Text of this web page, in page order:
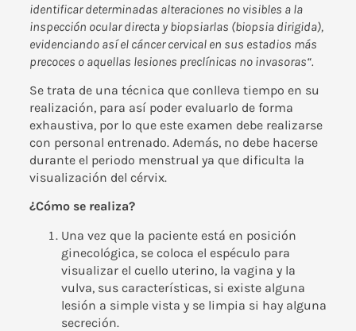
identificar determinadas alteraciones no visibles a la
inspección ocular directa y biopsiarlas (biopsia dirigida),
evidenciando así el cáncer cervical en sus estadios más
precoces o aquellas lesiones preclínicas no invasoras“.
Se trata de una técnica que conlleva tiempo en su
realización, para así poder evaluarlo de forma
exhaustiva, por lo que este examen debe realizarse
con personal entrenado. Además, no debe hacerse
durante el periodo menstrual ya que dificulta la
visualización del cérvix.
¿Cómo se realiza?
Una vez que la paciente está en posición
ginecológica, se coloca el espéculo para
visualizar el cuello uterino, la vagina y la
vulva, sus características, si existe alguna
lesión a simple vista y se limpia si hay alguna
secreción.